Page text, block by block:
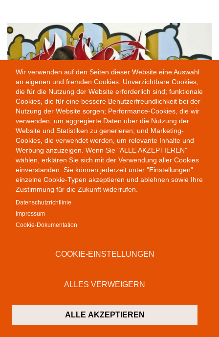
Public Provocations II
Wir verwenden auf den Seiten dieser Website eine Auswahl
an eigenen und fremden Cookies: Unverzichtbare Cookies,
die für die Nutzung der Website erforderlich sind; funktionale
Cookies, die für eine bessere Benutzerfreundlichkeit bei der
Nutzung der Website sorgen; Performance-Cookies, die wir
verwenden, um aggregierte Daten über die Nutzung der
Website und Statistiken zu generieren; und Marketing-
Cookies, die verwendet werden, um relevante Inhalte und
Werbung anzuzeigen. Wenn Sie "ALLE AKZEPTIEREN"
wählen, erklären Sie sich mit der Verwendung aller Cookies
einverstanden. Sie können jederzeit unter "Einstellungen"
einzelne Cookie-Typen akzeptieren und ablehnen sowie Ihre
Zustimmung für die Zukunft widerrufen.
Datenschutzrichtlinie
Impressum
Cookie-Dokumentation
COOKIE-EINSTELLUNGEN
ALLES VERWEIGERN
ALLE AKZEPTIEREN
Schusterinsel 9
F: +49 (0)7621 16 29 46 11